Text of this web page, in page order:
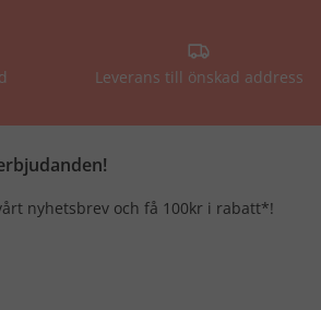
Leverans till önskad address
nyhetsbrev och få 100kr i rabatt*!